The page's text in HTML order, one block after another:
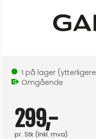
1 på lager (ytterligere
Omgående
299,-
pr. Stk (Inkl. mva)